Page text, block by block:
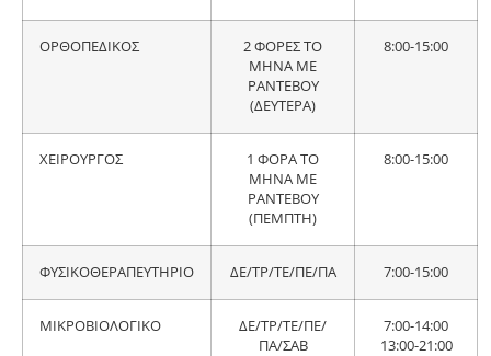
ΟΡΘΟΠΕΔΙΚΟΣ
2 ΦΟΡΕΣ ΤΟ
ΜΗΝΑ ΜΕ
ΡΑΝΤΕΒΟΥ
(ΔΕΥΤΕΡΑ)
8:00-15:00
ΧΕΙΡΟΥΡΓΟΣ
1 ΦΟΡΑ ΤΟ
ΜΗΝΑ ΜΕ
ΡΑΝΤΕΒΟΥ
(ΠΕΜΠΤΗ)
8:00-15:00
ΦΥΣΙΚΟΘΕΡΑΠΕΥΤΗΡΙΟ ΔΕ/ΤΡ/ΤΕ/ΠΕ/ΠΑ 7:00-15:00
ΜΙΚΡΟΒΙΟΛΟΓΙΚΟ
ΔΕ/ΤΡ/ΤΕ/ΠΕ/
ΠΑ/ΣΑΒ
7:00-14:00
13:00-21:00